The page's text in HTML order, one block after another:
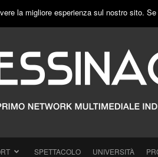
SPETTACOLO UNIVERSITÀ
la migliore esperienza sul nostro sito.